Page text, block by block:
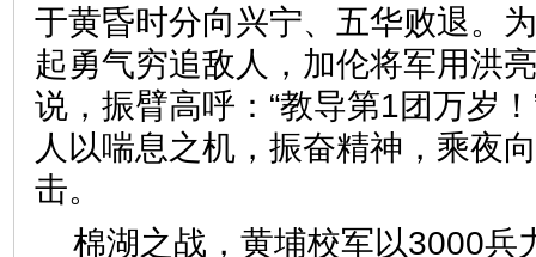
于黄昏时分向兴宁、五华败退。
起勇气穷追敌人，加伦将军用洪
说，振臂高呼：“教导第1团万岁
人以喘息之机，振奋精神，乘夜
击。
棉湖之战，黄埔校军以3000兵